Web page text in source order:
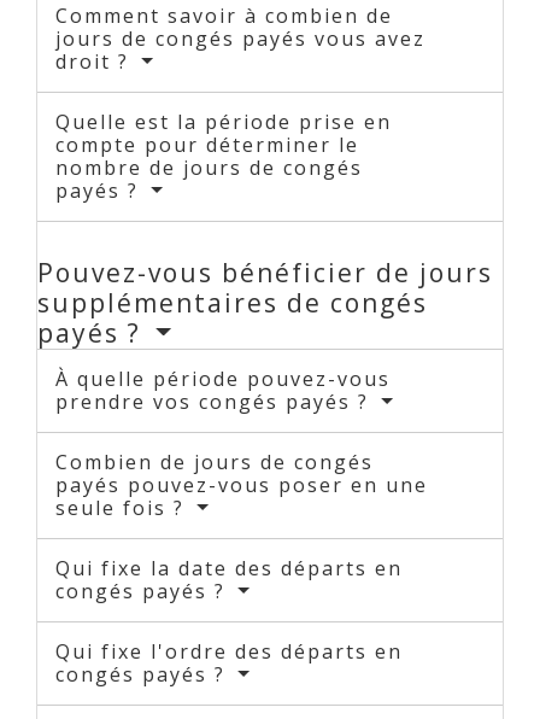
Comment savoir à combien de
jours de congés payés vous avez
droit ?
Quelle est la période prise en
compte pour déterminer le
nombre de jours de congés
payés ?
Pouvez-vous bénéficier de jours
supplémentaires de congés
payés ?
À quelle période pouvez-vous
prendre vos congés payés ?
Combien de jours de congés
payés pouvez-vous poser en une
seule fois ?
Qui fixe la date des départs en
congés payés ?
Qui fixe l'ordre des départs en
congés payés ?